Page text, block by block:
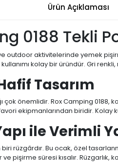
Ürün Açıklaması
0188 Tekli
outdoor aktivitelerinde yemek
kolay bir üründür. Gri
Tasarım
çok önemlidir. Rox Camping
ekipmanlarından biridir. Kolay
ile Verimli
rüzgârdır. Bu ocak, özel
pişirme süresi kısalır. Rüzgarlık,